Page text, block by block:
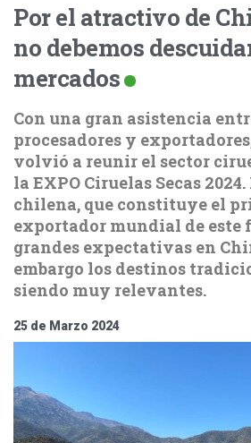
Por el atractivo de
no debemos
mercados
Con una gran asistencia
procesadores y
volvió a reunir el sector
la EXPO Ciruelas Secas
chilena, que constituye el
exportador mundial de este
grandes expectativas en
embargo los destinos
siendo muy relevantes.
25 de Marzo 2024